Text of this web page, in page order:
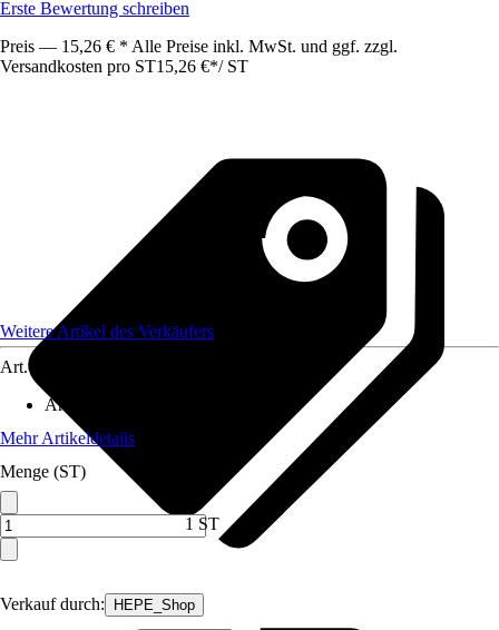
Erste Bewertung schreiben
Preis — 15,26 € * Alle Preise inkl. MwSt. und ggf. zzgl.
Versandkosten pro ST15,26 €*/ ST
Verkauf durch: HEPE_Shop
Weitere Artikel des Verkäufers
Art.-Nr.
Artikeltyp
Mehr Artikeldetails
Menge (ST)
1 ST